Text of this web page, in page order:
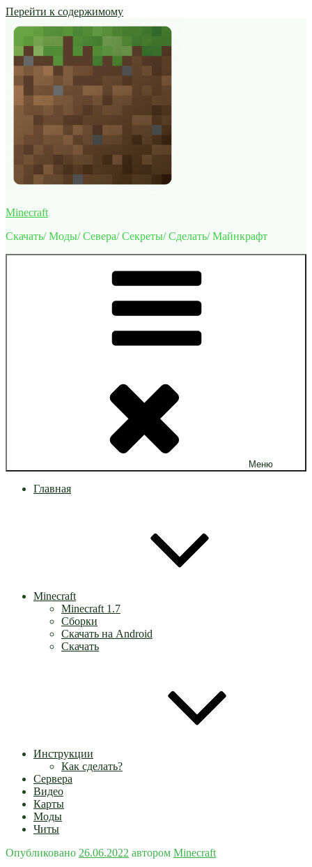
Перейти к содержимому
Minecraft
Скачать/ Моды/ Севера/ Секреты/ Сделать/ Майнкрафт
Меню
Главная
Minecraft
Minecraft 1.7
Сборки
Скачать на Android
Скачать
Инструкции
Как сделать?
Сервера
Видео
Карты
Моды
Читы
Опубликовано 26.06.2022 автором Minecraft